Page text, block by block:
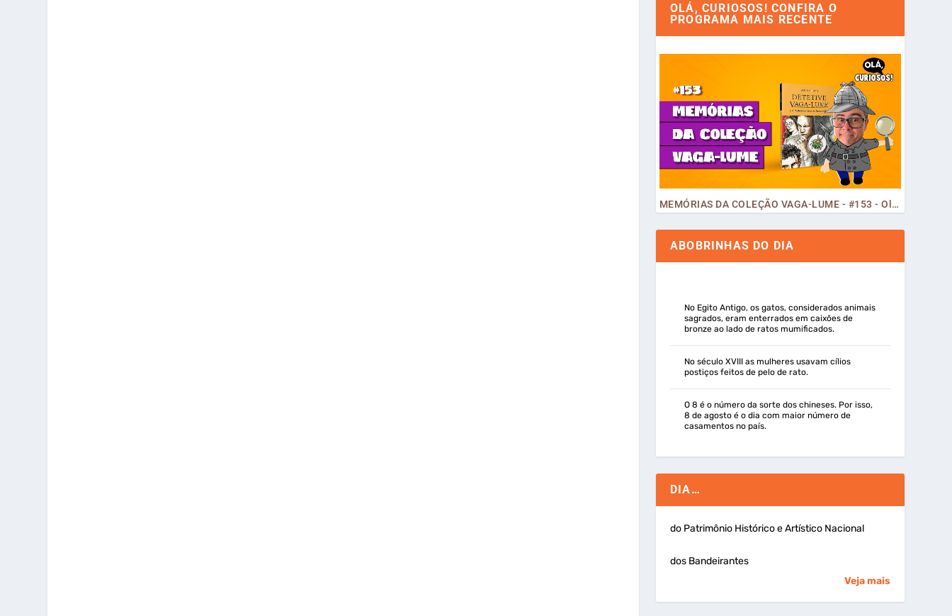
OLÁ, CURIOSOS! CONFIRA O
PROGRAMA MAIS RECENTE
MEMÓRIAS DA COLEÇÃO VAGA-LUME - #153 - Olá, Curiosos! 2023
ABOBRINHAS DO DIA
No Egito Antigo, os gatos, considerados animais
sagrados, eram enterrados em caixões de
bronze ao lado de ratos mumificados.
No século XVIII as mulheres usavam cílios
postiços feitos de pelo de rato.
O 8 é o número da sorte dos chineses. Por isso,
8 de agosto é o dia com maior número de
casamentos no país.
DIA…
do Patrimônio Histórico e Artístico Nacional
dos Bandeirantes
Veja mais